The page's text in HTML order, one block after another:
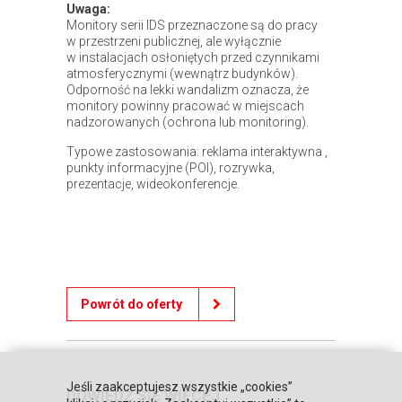
Uwaga:
Monitory serii IDS przeznaczone są do pracy
w przestrzeni publicznej, ale wyłącznie
w instalacjach osłoniętych przed czynnikami
atmosferycznymi (wewnątrz budynków).
Odporność na lekki wandalizm oznacza, że
monitory powinny pracować w miejscach
nadzorowanych (ochrona lub monitoring).
Typowe zastosowania: reklama interaktywna ,
punkty informacyjne (POI), rozrywka,
prezentacje, wideokonferencje.
Powrót do oferty
DOWIEDZ SIĘ WIĘCEJ
Jeśli zaakceptujesz wszystkie „cookies”